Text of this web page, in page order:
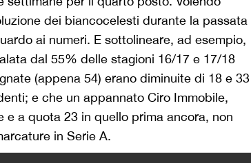
dei biancocelesti durante la passata
ai numeri. E sottolineare, ad esempio,
dal 55% delle stagioni 16/17 e 17/18
(appena 54) erano diminuite di 18 e 33
e che un appannato Ciro Immobile,
e a quota 23 in quello prima ancora, non
in Serie A.